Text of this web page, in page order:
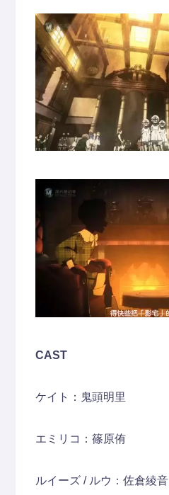
CAST
ケイト：鬼頭明里
エミリコ：篠原侑
ルイーズ / ルウ：佐倉綾音